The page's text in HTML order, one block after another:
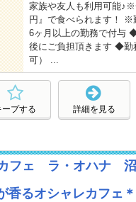
家族や友人も利用可能
円』で食べられます！
6ヶ月以上の勤務で付与
後にご負担頂きます ◆勤
可） ...
詳細を見る
ープする
フェ ラ・オハナ 沼
香るオシャレカフェ